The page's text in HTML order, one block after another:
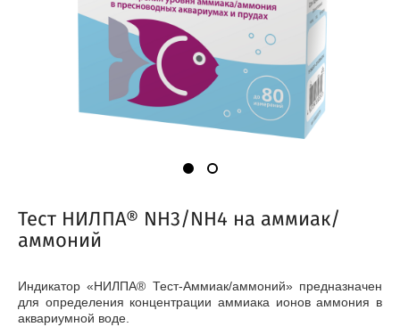
Тест НИЛПА® NH3/NH4 на аммиак/
аммоний
Индикатор «НИЛПА® Тест-Аммиак/аммоний» предназначен
для определения концентрации аммиака ионов аммония в
аквариумной воде.